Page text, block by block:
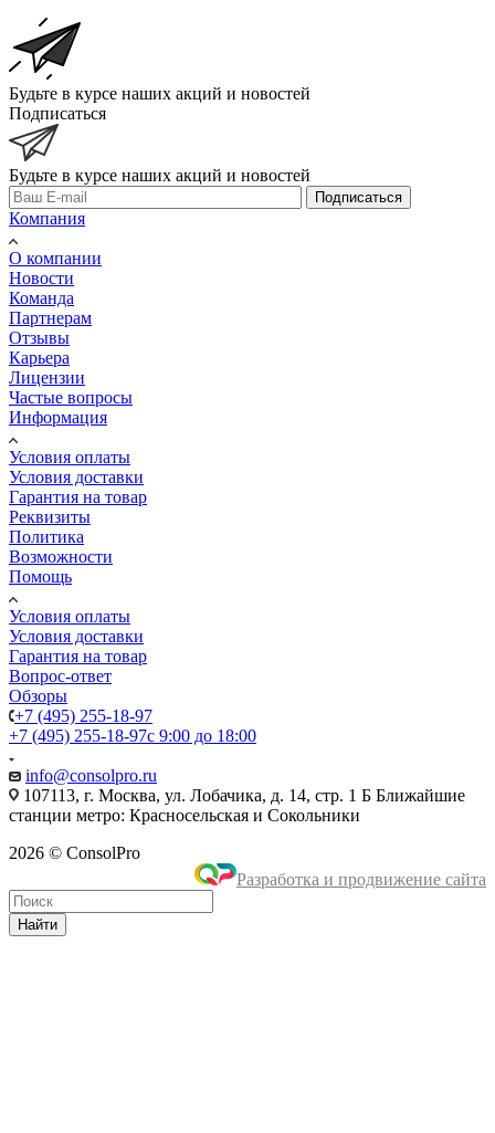
Будьте в курсе наших акций и новостей
Подписаться
Будьте в курсе наших акций и новостей
Подписаться
Компания
О компании
Новости
Команда
Партнерам
Отзывы
Карьера
Лицензии
Частые вопросы
Информация
Условия оплаты
Условия доставки
Гарантия на товар
Реквизиты
Политика
Возможности
Помощь
Условия оплаты
Условия доставки
Гарантия на товар
Вопрос-ответ
Обзоры
+7 (495) 255-18-97
+7 (495) 255-18-97с 9:00 до 18:00
info@consolpro.ru
107113, г. Москва, ул. Лобачика, д. 14, стр. 1 Б Ближайшие
станции метро: Красносельская и Сокольники
2026 © ConsolPro
Разработка и продвижение сайта
Найти